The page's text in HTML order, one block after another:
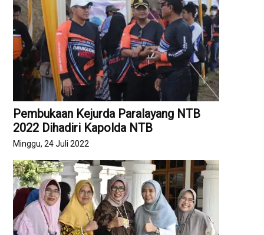
Pembukaan Kejurda Paralayang NTB
2022 Dihadiri Kapolda NTB
Minggu, 24 Juli 2022